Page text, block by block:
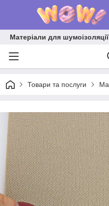
Матеріали для
Товари та послуги